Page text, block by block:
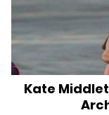
Kate